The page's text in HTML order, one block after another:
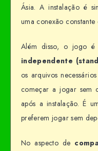
Ásia. A instalação é
uma conexão
Além disso, o jogo
independente
os arquivos
começar a jogar sem
após a instalação. É
preferem jogar sem
No aspecto de